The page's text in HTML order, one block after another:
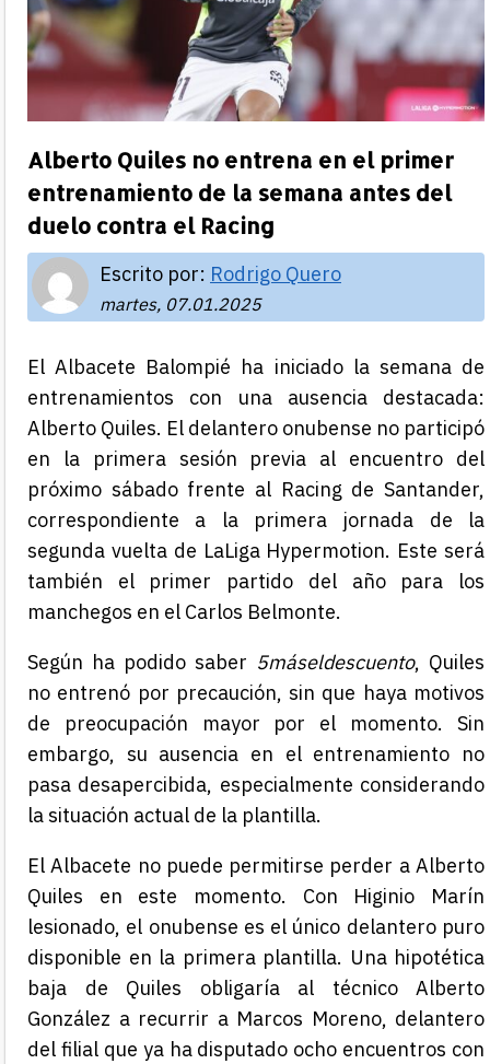
Alberto Quiles no entrena en el primer
entrenamiento de la semana antes del
duelo contra el Racing
Escrito por: Rodrigo Quero
martes, 07.01.2025
El Albacete Balompié ha iniciado la semana de
entrenamientos con una ausencia destacada:
Alberto Quiles. El delantero onubense no participó
en la primera sesión previa al encuentro del
próximo sábado frente al Racing de Santander,
correspondiente a la primera jornada de la
segunda vuelta de LaLiga Hypermotion. Este será
también el primer partido del año para los
manchegos en el Carlos Belmonte.
Según ha podido saber 5máseldescuento, Quiles
no entrenó por precaución, sin que haya motivos
de preocupación mayor por el momento. Sin
embargo, su ausencia en el entrenamiento no
pasa desapercibida, especialmente considerando
la situación actual de la plantilla.
El Albacete no puede permitirse perder a Alberto
Quiles en este momento. Con Higinio Marín
lesionado, el onubense es el único delantero puro
disponible en la primera plantilla. Una hipotética
baja de Quiles obligaría al técnico Alberto
González a recurrir a Marcos Moreno, delantero
del filial que ya ha disputado ocho encuentros con